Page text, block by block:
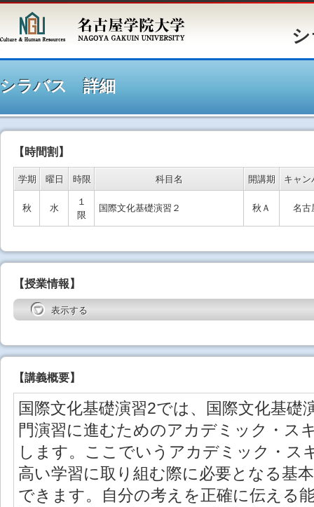
シラバ
シラバス 詳細
【時間割】
学期 曜日 時限 科目名 開講期 キャン
秋 水
１
限
国際文化基礎演習２ 秋Ａ 名古
【授業情報】
表示する
【講義概要】
国際文化基礎演習2では、国際文化基礎
門演習に進むためのアカデミック・ス
します。ここでいうアカデミック・ス
高い学習に取り組む際に必要となる基
できます。自分の考えを正確に伝える